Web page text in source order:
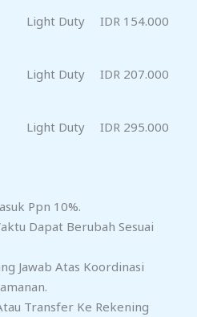
Light Duty IDR 154.000
Light Duty IDR 207.000
Light Duty IDR 295.000
Ppn 10%.
Dapat Berubah Sesuai
Jawab Atas Koordinasi
Transfer Ke Rekening